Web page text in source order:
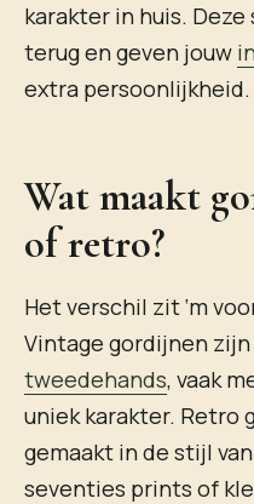
karakter in huis.
terug en geven jouw
extra persoonlijkheid.
Wat maakt
of retro?
Het verschil zit ‘m
Vintage gordijnen
tweedehands, vaak
uniek karakter. Retro
gemaakt in de stijl
seventies prints of